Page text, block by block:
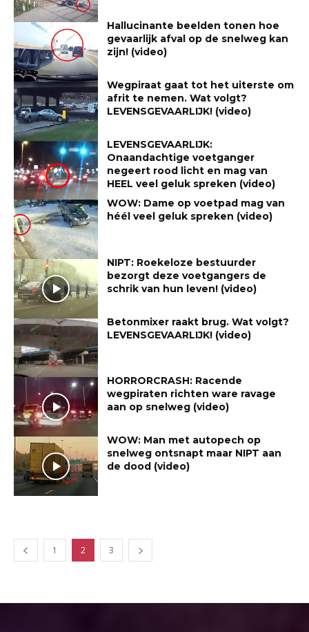
Hallucinante beelden tonen hoe
gevaarlijk afval op de snelweg kan
zijn! (video)
Wegpiraat gaat tot het uiterste om
afrit te nemen. Wat volgt?
LEVENSGEVAARLIJK! (video)
LEVENSGEVAARLIJK:
Onaandachtige voetganger
negeert rood licht en mag van
HEEL veel geluk spreken (video)
WOW: Dame op voetpad mag van
héél veel geluk spreken (video)
NIPT: Roekeloze bestuurder
bezorgt deze voetgangers de
schrik van hun leven! (video)
Betonmixer raakt brug. Wat volgt?
LEVENSGEVAARLIJK! (video)
HORRORCRASH: Racende
wegpiraten richten ware ravage
aan op snelweg (video)
WOW: Man met autopech op
snelweg ontsnapt maar NIPT aan
de dood (video)
1 2 3